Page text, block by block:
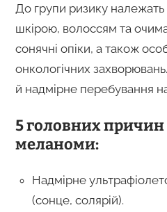
До групи ризику належать
шкірою, волоссям та
сонячні опіки, а також
онкологічних
й надмірне перебування
5 головних причин
меланоми:
Надмірне
(сонце, солярій).